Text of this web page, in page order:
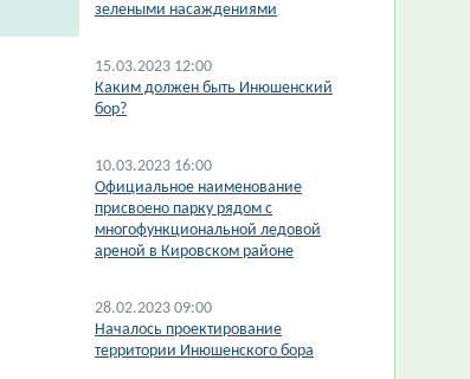
зелеными насаждениями
15.03.2023 12:00
Каким должен быть Инюшенский
бор?
10.03.2023 16:00
Официальное наименование
присвоено парку рядом с
многофункциональной ледовой
ареной в Кировском районе
28.02.2023 09:00
Началось проектирование
территории Инюшенского бора